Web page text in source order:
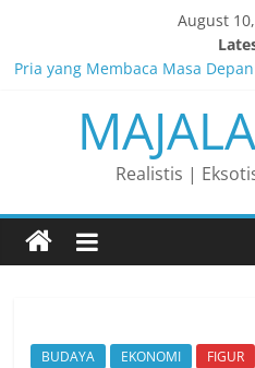
content
August
Pria yang Membaca Masa
Membaca Peluang,
Bisnis Peternakan yang
Lelaki yang Mengubah Garis
Matahari yang Lahir di Pulau
Perjalanan Panjang di Balik
Realistis |
BUDAYA EKONOMI FIGUR